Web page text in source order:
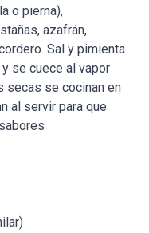
o pierna),
azafrán,
Sal y pimienta
se cuece al vapor
secas se cocinan en
al servir para que